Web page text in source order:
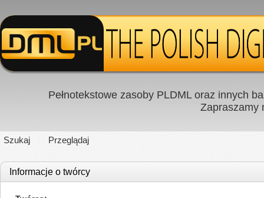
Pełnotekstowe zasoby PLDML oraz innych
Zapraszamy
Szukaj Przeglądaj
Informacje o twórcy